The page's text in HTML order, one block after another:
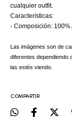
cualquier outfit.
Características:
- Composición: 100%
Las imágenes son de
diferentes dependiendo
las estés viendo.
COMPARTIR